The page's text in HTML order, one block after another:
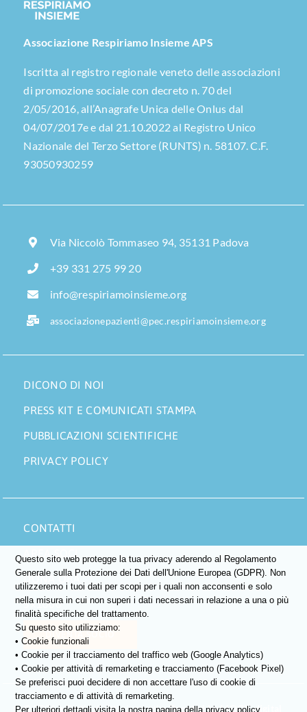
Associazione Respiriamo Insieme APS
Iscritta al registro regionale veneto delle associazioni
di promozione sociale con decreto n. 70 del
2/05/2016, all’Anagrafe Unica delle Onlus dal
04/07/2017e e dal 21.10.2022 al Registro Unico
Nazionale del Terzo Settore (RUNTS) n. 58107. C.F.
93050930259
Via Niccolò Tommaseo 94, 35131 Padova
+39 331 275 99 20
info@respiriamoinsieme.org
associazionepazienti@pec.respiriamoinsieme.org
DICONO DI NOI
PRESS KIT E COMUNICATI STAMPA
PUBBLICAZIONI SCIENTIFICHE
PRIVACY POLICY
CONTATTI
AREA SOCI
DONA ORA
5×1000
©2026 • Tutti i diritti riservati •Boosted by MOOX.digital
Questo sito web protegge la tua privacy aderendo al Regolamento
Generale sulla Protezione dei Dati dell'Unione Europea (GDPR). Non
utilizzeremo i tuoi dati per scopi per i quali non acconsenti e solo
nella misura in cui non superi i dati necessari in relazione a una o più
finalità specifiche del trattamento.
Su questo sito utilizziamo:
• Cookie funzionali
• Cookie per il tracciamento del traffico web (Google Analytics)
• Cookie per attività di remarketing e tracciamento (Facebook Pixel)
Se preferisci puoi decidere di non accettare l'uso di cookie di
tracciamento e di attività di remarketing.
Per ulteriori dettagli visita la nostra pagina della privacy policy